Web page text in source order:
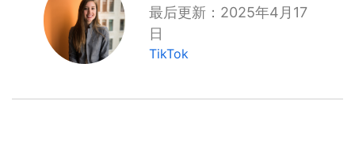
最后更新：2025年4月17
日
TikTok